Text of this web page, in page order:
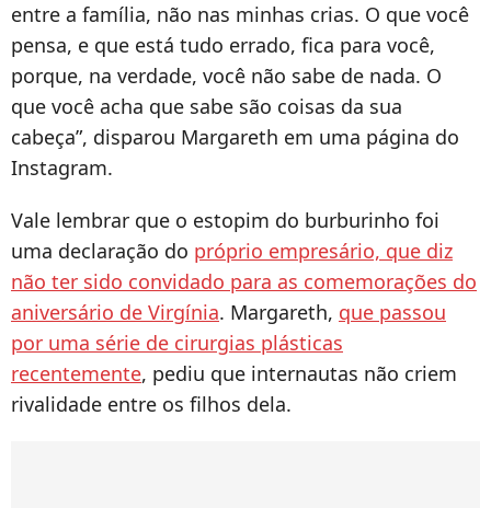
entre a família, não nas minhas crias. O que você
pensa, e que está tudo errado, fica para você,
porque, na verdade, você não sabe de nada. O
que você acha que sabe são coisas da sua
cabeça”, disparou Margareth em uma página do
Instagram.
Vale lembrar que o estopim do burburinho foi
uma declaração do próprio empresário, que diz
não ter sido convidado para as comemorações do
aniversário de Virgínia. Margareth, que passou
por uma série de cirurgias plásticas
recentemente, pediu que internautas não criem
rivalidade entre os filhos dela.